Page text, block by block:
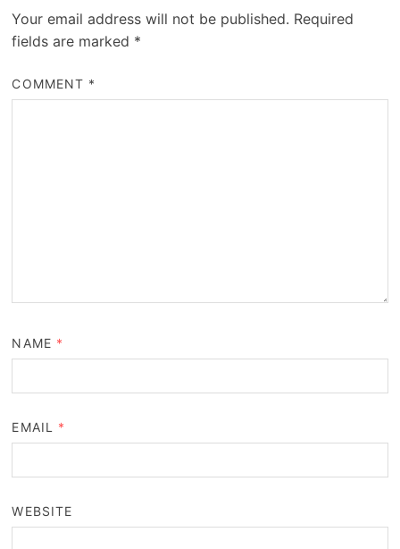
Your email address will not be published. Required
fields are marked *
COMMENT *
NAME *
EMAIL *
WEBSITE